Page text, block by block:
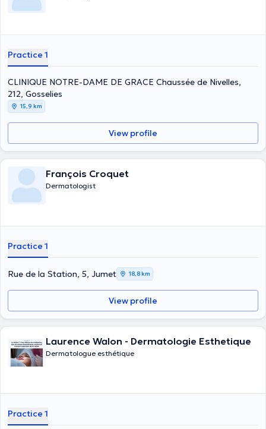
Practice 1
CLINIQUE NOTRE-DAME DE GRACE Chaussée de Nivelles,
212, Gosselies
15,9 km
View profile
François Croquet
Dermatologist
Practice 1
Rue de la Station, 5, Jumet 18,8 km
View profile
Laurence Walon - Dermatologie Esthetique
Dermatologue esthétique
Practice 1